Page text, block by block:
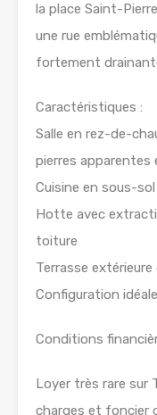
la place Saint-
une rue
fortement
Caractéristiques :
Salle en rez-de-
pierres
Cuisine en sous-
Hotte avec
toiture
Terrasse extérieure
Configuration
Conditions
Loyer très rare sur
charges et foncier